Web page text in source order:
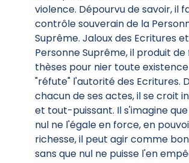
violence. Dépourvu de savoir, il
contrôle souverain de la
Suprême. Jaloux des Ecritures
Personne Suprême, il produit de
thèses pour nier toute existence
"réfute" l'autorité des Ecritures.
chacun de ses actes, il se croit
et tout-puissant. Il s'imagine
nul ne l'égale en force, en
richesse, il peut agir comme
sans que nul ne puisse l'en